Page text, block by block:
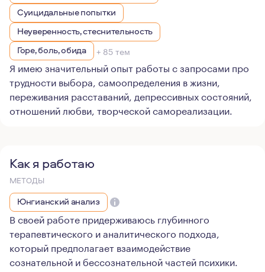
Суицидальные попытки
Неуверенность, стеснительность
Горе, боль, обида
+ 85 тем
Я имею значительный опыт работы с запросами про
трудности выбора, самоопределения в жизни,
переживания расставаний, депрессивных состояний,
отношений любви, творческой самореализации.
Как я работаю
МЕТОДЫ
Юнгианский анализ
В своей работе придерживаюсь глубинного
терапевтического и аналитического подхода,
который предполагает взаимодействие
сознательной и бессознательной частей психики.